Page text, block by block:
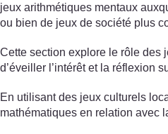
jeux arithmétiques mentaux
ou bien de jeux de société plus
Cette section explore le rôle des
d’éveiller l’intérêt et la réflexion
En utilisant des jeux culturels
mathématiques en relation avec